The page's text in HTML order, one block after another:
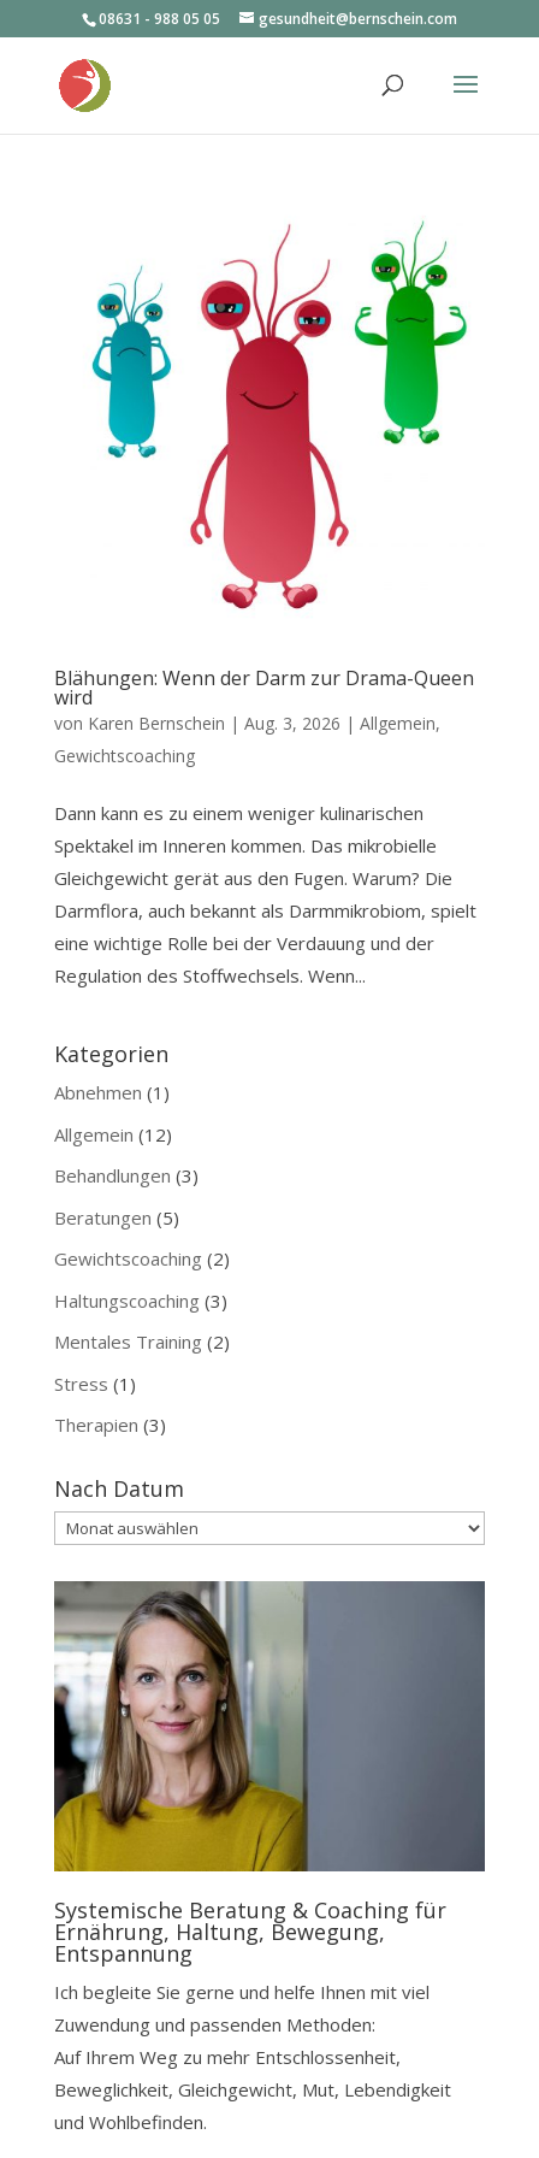
08631 - 988 05 05 gesundheit@bernschein.com
Blähungen: Wenn der Darm zur Drama-Queen
wird
von Karen Bernschein | Aug. 3, 2026 | Allgemein,
Gewichtscoaching
Dann kann es zu einem weniger kulinarischen
Spektakel im Inneren kommen. Das mikrobielle
Gleichgewicht gerät aus den Fugen. Warum? Die
Darmflora, auch bekannt als Darmmikrobiom, spielt
eine wichtige Rolle bei der Verdauung und der
Regulation des Stoffwechsels. Wenn...
Kategorien
Abnehmen (1)
Allgemein (12)
Behandlungen (3)
Beratungen (5)
Gewichtscoaching (2)
Haltungscoaching (3)
Mentales Training (2)
Stress (1)
Therapien (3)
Nach Datum
Nach
Systemische Beratung & Coaching für
Ernährung, Haltung, Bewegung,
Entspannung
Ich begleite Sie gerne und helfe Ihnen mit viel
Zuwendung und passenden Methoden:
Auf Ihrem Weg zu mehr Entschlossenheit,
Beweglichkeit, Gleichgewicht, Mut, Lebendigkeit
und Wohlbefinden.